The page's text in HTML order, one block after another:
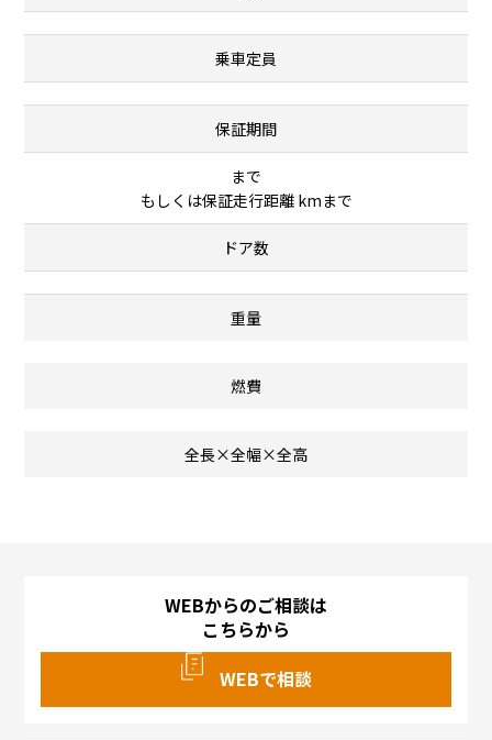
乗車定員
保証期間
まで
もしくは保証走行距離 kmまで
ドア数
重量
燃費
全長×全幅×全高
WEBからのご相談は
こちらから
WEBで相談